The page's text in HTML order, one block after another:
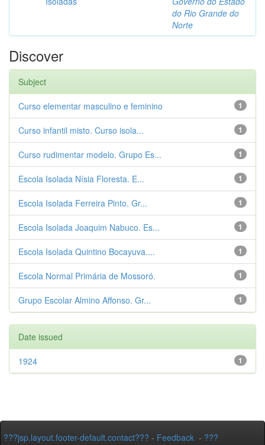
do Rio Grande do
Norte
Discover
Subject
1
Curso elementar masculino e feminino
1
Curso infantil misto. Curso isola...
1
Curso rudimentar modelo. Grupo Es...
1
Escola Isolada Nísia Floresta. E...
1
Escola Isolada Ferreira Pinto. Gr...
1
Escola Isolada Joaquim Nabuco. Es...
1
Escola Isolada Quintino Bocayuva....
1
Escola Normal Primária de Mossoró.
1
Grupo Escolar Almino Affonso. Gr...
Date issued
1
1924
???jsp.layout.footer-default.contact??? - Feedback - ???